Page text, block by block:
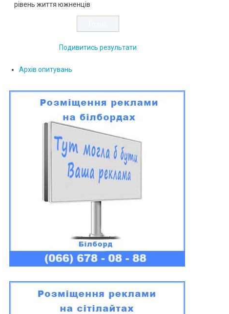
рівень життя южненців
Подивитись результати
Архів опитувань